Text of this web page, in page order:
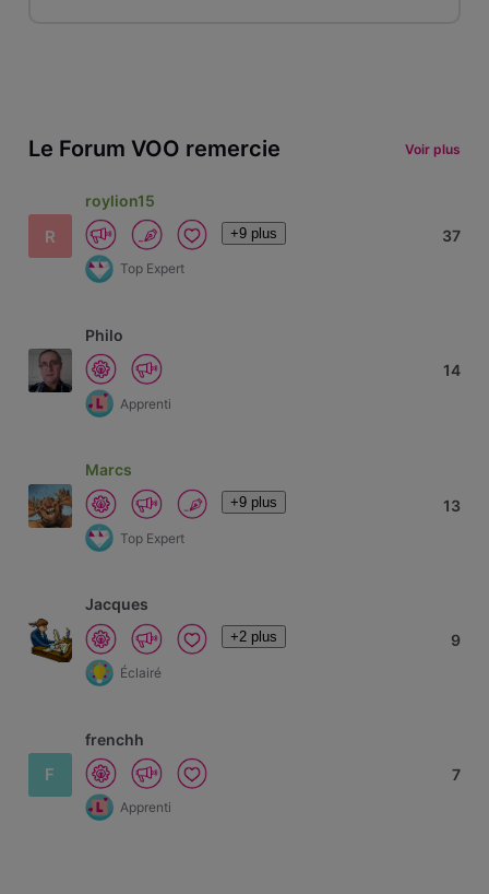
Le Forum VOO remercie Voir plus
R
roylion15
+9 plus
Top Expert
37
Philo
Apprenti
14
Marcs
+9 plus
Top Expert
13
Jacques
+2 plus
Éclairé
9
F
frenchh
Apprenti
7